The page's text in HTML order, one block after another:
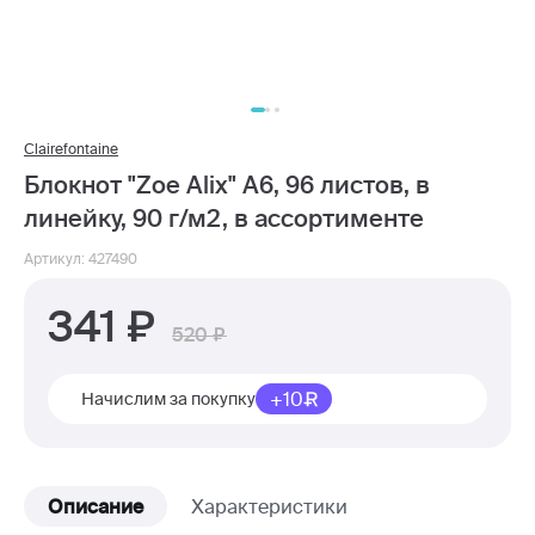
Clairefontaine
Блокнот "Zoe Alix" А6, 96 листов, в
линейку, 90 г/м2, в ассортименте
Артикул: 427490
341 520
Начислим за покупку +10
Описание Характеристики